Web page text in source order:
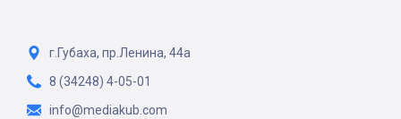
г.Губаха, пр.Ленина, 44а
8 (34248) 4-05-01
info@mediakub.com